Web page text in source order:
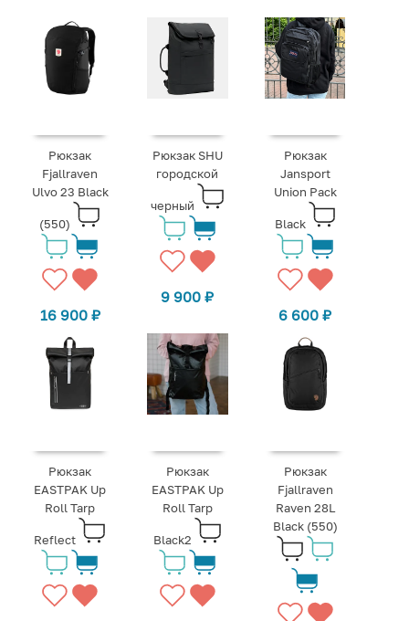
Рюкзак
Fjallraven
Ulvo 23 Black
(550)
16 900 ₽
Рюкзак SHU
городской
черный
9 900₽
Рюкзак
Jansport
Union Pack
Black
6 600₽
Рюкзак
EASTPAK Up
Roll Tarp
Reflect
Рюкзак
EASTPAK Up
Roll Tarp
Black2
Рюкзак
Fjallraven
Raven 28L
Black (550)